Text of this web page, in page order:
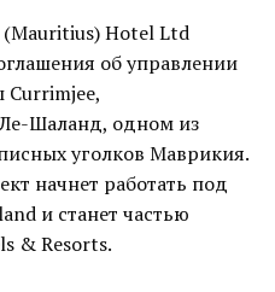
Hotel Ltd
об управлении
Шаланд, одном из
уголков Маврикия.
начнет работать под
и станет частью
& Resorts.